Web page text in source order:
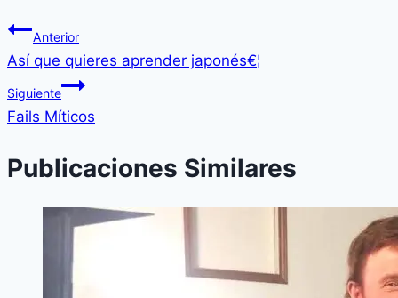
Anterior
Así­ que quieres aprender japonés€¦
Siguiente
Fails Mí­ticos
Publicaciones Similares